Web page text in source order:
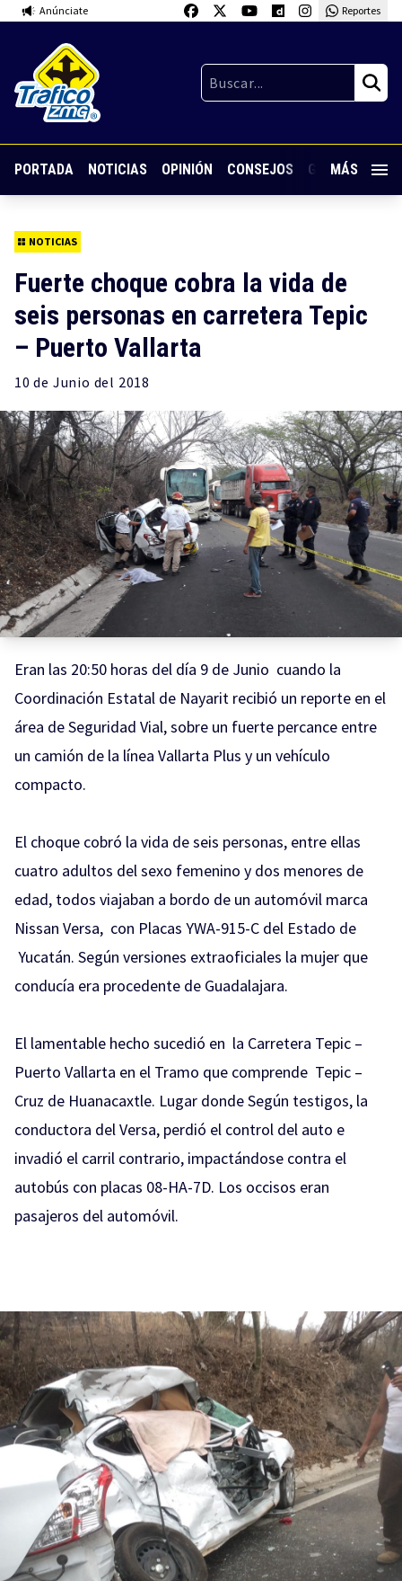
Anúnciate Reportes
PORTADA NOTICIAS OPINIÓN CONSEJOS GUARDIA
MÁS
NOTICIAS
Fuerte choque cobra la vida de
seis personas en carretera Tepic
– Puerto Vallarta
10 de Junio del 2018
Eran las 20:50 horas del día 9 de Junio cuando la
Coordinación Estatal de Nayarit recibió un reporte en el
área de Seguridad Vial, sobre un fuerte percance entre
un camión de la línea Vallarta Plus y un vehículo
compacto.
El choque cobró la vida de seis personas, entre ellas
cuatro adultos del sexo femenino y dos menores de
edad, todos viajaban a bordo de un automóvil marca
Nissan Versa, con Placas YWA-915-C del Estado de
Yucatán. Según versiones extraoficiales la mujer que
conducía era procedente de Guadalajara.
El lamentable hecho sucedió en la Carretera Tepic –
Puerto Vallarta en el Tramo que comprende Tepic –
Cruz de Huanacaxtle. Lugar donde Según testigos, la
conductora del Versa, perdió el control del auto e
invadió el carril contrario, impactándose contra el
autobús con placas 08-HA-7D. Los occisos eran
pasajeros del automóvil.